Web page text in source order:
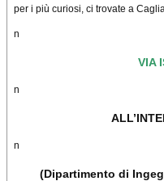
per i più curiosi, ci trovate a
n
VIA
n
n
(Dipartimento di